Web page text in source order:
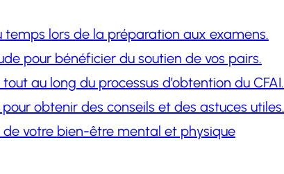
temps lors de la préparation aux examens.
pour bénéficier du soutien de vos pairs.
au long du processus d’obtention du CFAI.
obtenir des conseils et des astuces utiles.
de votre bien-être mental et physique